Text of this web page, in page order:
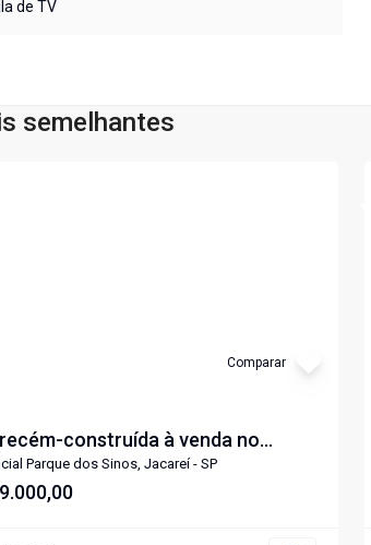
de TV
semelhantes
Comparar
construída à venda no
dos Sinos - Jacareí-SP 3 quartos
1 suite
Parque dos Sinos, Jacareí - SP